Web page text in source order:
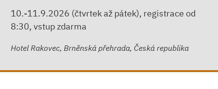
10.-11.9.2026 (čtvrtek až pátek), registrace od
8:30, vstup zdarma
Hotel Rakovec, Brněnská přehrada, Česká republika